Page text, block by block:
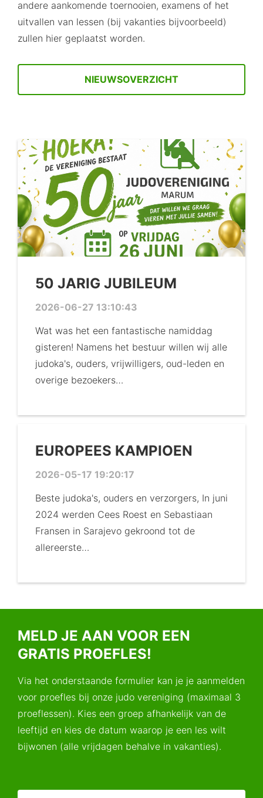
andere aankomende toernooien, examens of het
uitvallen van lessen (bij vakanties bijvoorbeeld)
zullen hier geplaatst worden.
NIEUWSOVERZICHT
50 JARIG JUBILEUM
2026-06-27 13:10:43
Wat was het een fantastische namiddag
gisteren! Namens het bestuur willen wij alle
judoka's, ouders, vrijwilligers, oud-leden en
overige bezoekers…
EUROPEES KAMPIOEN
2026-05-17 19:20:17
Beste judoka's, ouders en verzorgers, In juni
2024 werden Cees Roest en Sebastiaan
Fransen in Sarajevo gekroond tot de
allereerste…
MELD JE AAN VOOR EEN
GRATIS PROEFLES!
Via het onderstaande formulier kan je je aanmelden
voor proefles bij onze judo vereniging (maximaal 3
proeflessen). Kies een groep afhankelijk van de
leeftijd en kies de datum waarop je een les wilt
bijwonen (alle vrijdagen behalve in vakanties).